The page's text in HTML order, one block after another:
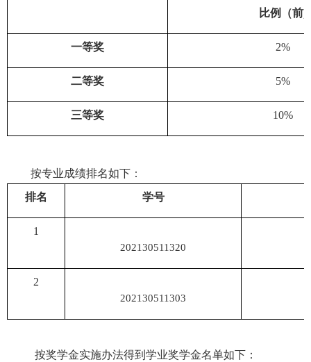
比例（前)
一等奖 2%
二等奖 5%
三等奖 10%
按专业成绩排名如下：
排名
学号
1
202130511320
2
202130511303
按奖学金实施办法得到学业奖学金名单如下：